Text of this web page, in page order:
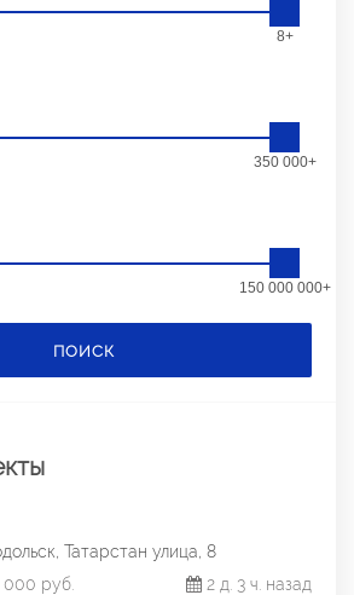
8+
350 000+
150 000 000+
ПОИСК
Татарстан улица, 8
000 руб.
2 д. 3 ч. назад